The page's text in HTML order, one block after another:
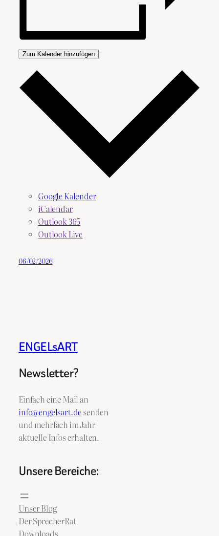
Zum Kalender hinzufügen
Google Kalender
iCalendar
Outlook 365
Outlook Live
06/02/2026
ENGELsART
Newsletter?
Einfach eine Mail an
info@engelsart.desenden
und mehrfach im Jahr
aktuelle Infos erhalten.
Unsere Bereiche:
Unser Blog
Der SprecherRat
Downloads